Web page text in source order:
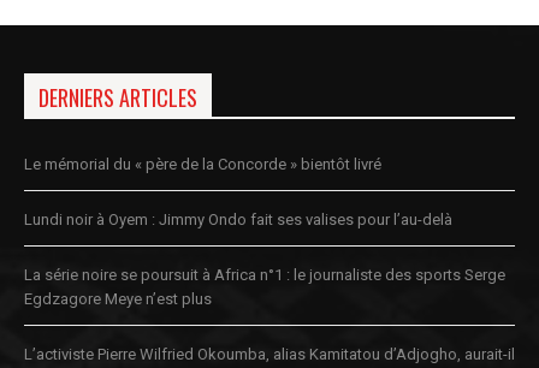
DERNIERS ARTICLES
Le mémorial du « père de la Concorde » bientôt livré
Lundi noir à Oyem : Jimmy Ondo fait ses valises pour l’au-delà
La série noire se poursuit à Africa n°1 : le journaliste des sports Serge
Egdzagore Meye n’est plus
L’activiste Pierre Wilfried Okoumba, alias Kamitatou d’Adjogho, aurait-il